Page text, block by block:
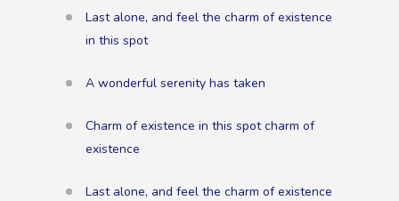
Last alone, and feel the charm of existence
in this spot
A wonderful serenity has taken
Charm of existence in this spot charm of
existence
Last alone, and feel the charm of existence